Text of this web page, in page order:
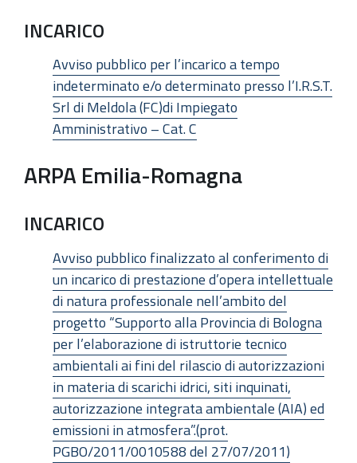
INCARICO
Avviso pubblico per l’incarico a tempo
indeterminato e/o determinato presso l’I.R.S.T.
Srl di Meldola (FC)di Impiegato
Amministrativo – Cat. C
ARPA Emilia-Romagna
INCARICO
Avviso pubblico finalizzato al conferimento di
un incarico di prestazione d’opera intellettuale
di natura professionale nell’ambito del
progetto “Supporto alla Provincia di Bologna
per l’elaborazione di istruttorie tecnico
ambientali ai fini del rilascio di autorizzazioni
in materia di scarichi idrici, siti inquinati,
autorizzazione integrata ambientale (AIA) ed
emissioni in atmosfera”.(prot.
PGBO/2011/0010588 del 27/07/2011)